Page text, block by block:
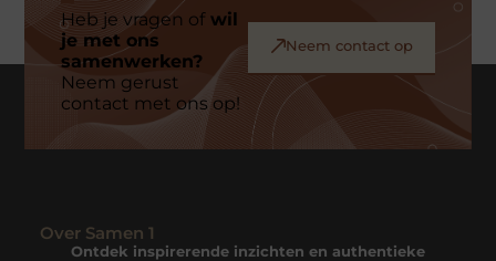
Heb je vragen ofwil
je met ons
samenwerken?
Neem gerust
contact met ons op!
Neem contact op
Over Samen 1
Ontdek inspirerende inzichten en authentieke